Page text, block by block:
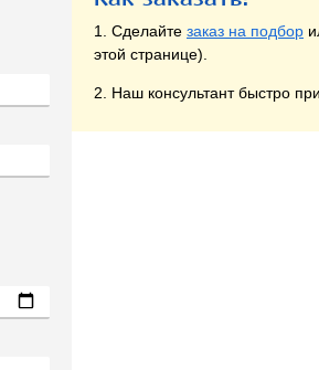
1. Сделайте заказ на подбор
этой странице).
2. Наш консультант быстро